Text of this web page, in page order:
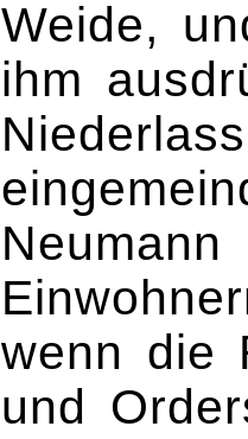
Weide,
ihm
wenn die
und